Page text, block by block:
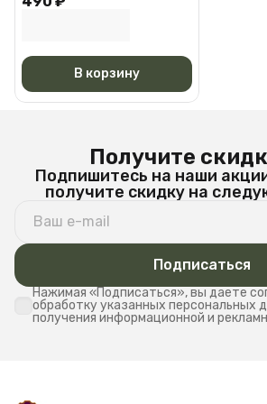
В корзину
Получите
Подпишитесь на наши
получите скидку на
Подписаться
Нажимая «Подписаться», вы даете
обработку указанных персональных
получения информационной и